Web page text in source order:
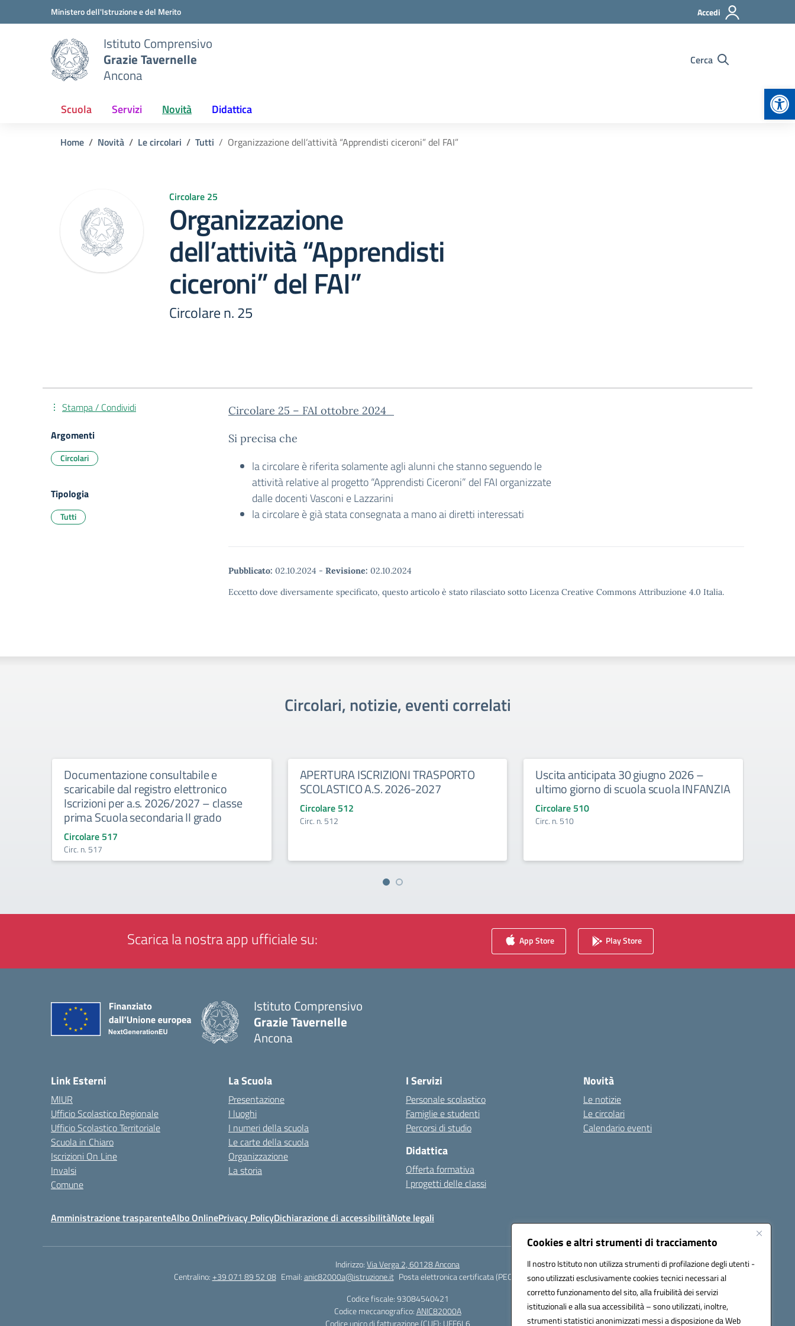
Cookies e altri strumenti di tracciamento
Il nostro Istituto non utilizza strumenti di profilazione degli utenti -
sono utilizzati esclusivamente cookies tecnici necessari al
corretto funzionamento del sito, alla fruibilità dei servizi
istituzionali e alla sua accessibilità – sono utilizzati, inoltre,
strumenti statistici anonimizzati messi a disposizione da Web
Vai ai contenuti
Vai al menu di navigazioneMinistero dell'Istruzione e del Merito Accedi
Istituto Comprensivo
Grazie Tavernelle
Ancona
Cerca
Scuola Servizi Novità Didattica
Home Novità Le circolari Tutti Organizzazione dell’attività “Apprendisti ciceroni” del FAI”
Circolare 25
Organizzazione
dell’attività “Apprendisti
ciceroni” del FAI”
Circolare n. 25
Circolare 25 – FAI ottobre 2024_
Si precisa che
la circolare è riferita solamente agli alunni che stanno seguendo le
attività relative al progetto “Apprendisti Ciceroni” del FAI organizzate
dalle docenti Vasconi e Lazzarini
la circolare è già stata consegnata a mano ai diretti interessati
Pubblicato: 02.10.2024 - Revisione: 02.10.2024
Eccetto dove diversamente specificato, questo articolo è stato rilasciato sotto Licenza Creative Commons Attribuzione 4.0 Italia.
Stampa / Condividi
Argomenti
Circolari
Tipologia
Tutti
Circolari, notizie, eventi correlati
Documentazione consultabile e
scaricabile dal registro elettronico
Iscrizioni per a.s. 2026/2027 – classe
prima Scuola secondaria II grado
Circolare 517
Circ. n. 517
APERTURA ISCRIZIONI TRASPORTO
SCOLASTICO A.S. 2026-2027
Circolare 512
Circ. n. 512
Uscita anticipata 30 giugno 2026 –
ultimo giorno di scuola scuola INFANZIA
Circolare 510
Circ. n. 510
Scarica la nostra app ufficiale su: App Store Play Store
Istituto Comprensivo
Grazie Tavernelle
Ancona
Link Esterni
MIUR
Ufficio Scolastico Regionale
Ufficio Scolastico Territoriale
Scuola in Chiaro
Iscrizioni On Line
Invalsi
Comune
La Scuola
Presentazione
I luoghi
I numeri della scuola
Le carte della scuola
Organizzazione
La storia
I Servizi
Personale scolastico
Famiglie e studenti
Percorsi di studio
Didattica
Offerta formativa
I progetti delle classi
Novità
Le notizie
Le circolari
Calendario eventi
Amministrazione trasparenteAlbo OnlinePrivacy PolicyDichiarazione di accessibilitàNote legali
Indirizzo:Via Verga 2, 60128 Ancona
Centralino:+39 071 89 52 08 Email:anic82000a@istruzione.it Posta elettronica certificata (PEC):
anic82000a@pec.istruzione.it
Codice fiscale: 93084540421
Codice meccanografico:ANIC82000A
Codice unico di fatturazione (CUF): UFF6L6